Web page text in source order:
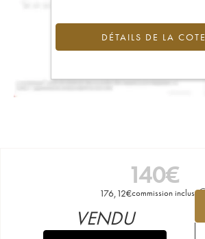
DÉTAILS DE LA COTE
140€
176,12€commission incluse
VENDU